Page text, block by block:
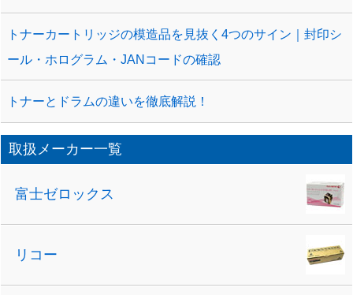
トナーカートリッジの模造品を見抜く4つのサイン｜封印シ
ール・ホログラム・JANコードの確認
トナーとドラムの違いを徹底解説！
取扱メーカー一覧
富士ゼロックス
リコー